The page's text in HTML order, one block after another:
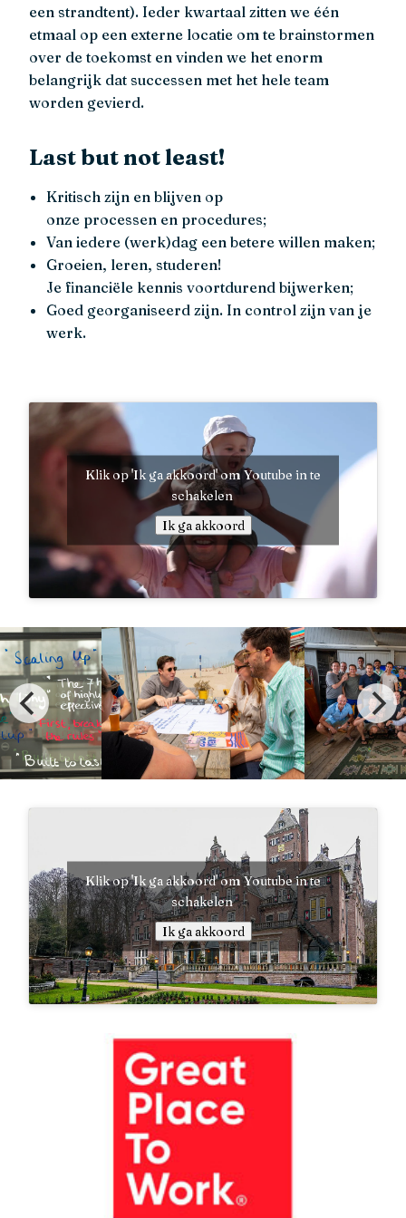
een strandtent). Ieder kwartaal zitten we één
etmaal op een externe locatie om te brainstormen
over de toekomst en vinden we het enorm
belangrijk dat successen met het hele team
worden gevierd.
Last but not least!
Kritisch zijn en blijven op
onze processen en procedures;
Van iedere (werk)dag een betere willen maken;
Groeien, leren, studeren!
Je financiële kennis voortdurend bijwerken;
Goed georganiseerd zijn. In control zijn van je
werk.
Klik op 'Ik ga akkoord' om Youtube in te
schakelen
Ik ga akkoord
Klik op 'Ik ga akkoord' om Youtube in te
schakelen
Ik ga akkoord